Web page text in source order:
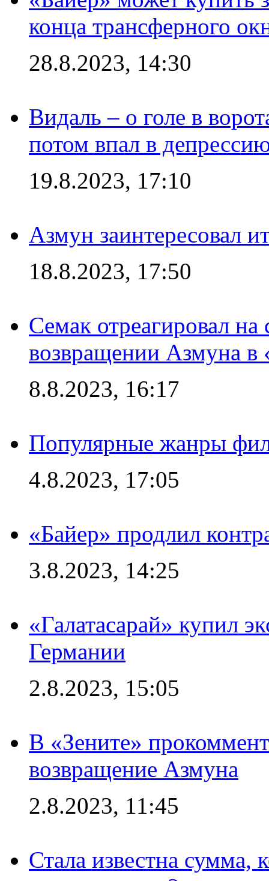
конца трансферного
28.8.2023, 14:30
Видаль – о голе в
потом впал в
19.8.2023, 17:10
Азмун заинтересовал
18.8.2023, 17:50
Семак отреагировал
возвращении Азмуна в
8.8.2023, 16:17
Популярные жанры
4.8.2023, 17:05
«Байер» продлил
3.8.2023, 14:25
«Галатасарай» купил
Германии
2.8.2023, 15:05
В «Зените»
возвращение Азмуна
2.8.2023, 11:45
Стала известна сумма,